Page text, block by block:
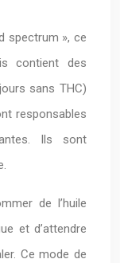
spectrum », ce
contient des
sans THC)
responsables
Ils sont
de l’huile
et d’attendre
Ce mode de